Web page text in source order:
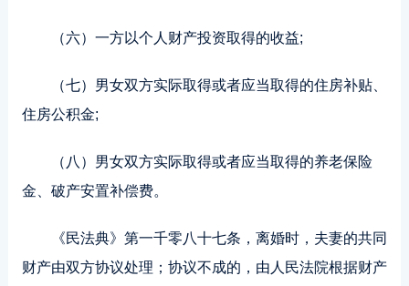
（六）一方以个人财产投资取得的收益;
（七）男女双方实际取得或者应当取得的住房补贴、
住房公积金;
（八）男女双方实际取得或者应当取得的养老保险
金、破产安置补偿费。
《民法典》第一千零八十七条，离婚时，夫妻的共同
财产由双方协议处理；协议不成的，由人民法院根据财产